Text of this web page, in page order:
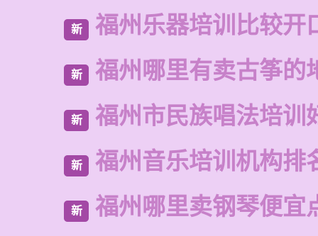
新 福州乐器培训比较开
新 福州哪里有卖古筝的
新 福州市民族唱法培训
新 福州音乐培训机构排
新 福州哪里卖钢琴便宜